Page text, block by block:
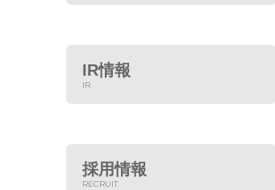
IR情報
IR
採用情報
RECRUIT